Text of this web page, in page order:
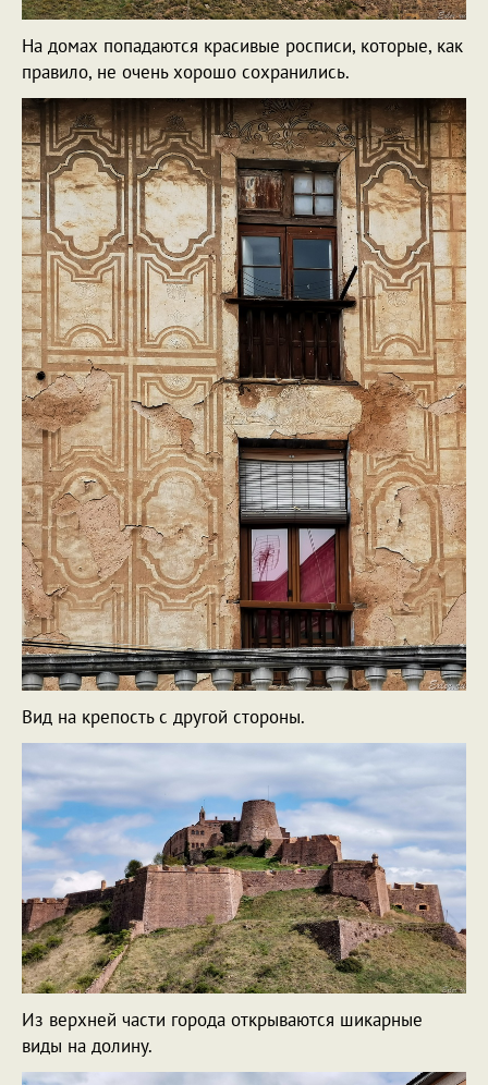
На домах попадаются красивые росписи, которые, как
правило, не очень хорошо сохранились.
Вид на крепость с другой стороны.
Из верхней части города открываются шикарные
виды на долину.